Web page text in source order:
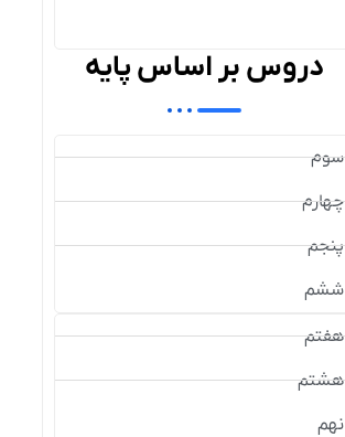
دروس بر اساس پایه
سوم
چهارم
پنجم
ششم
هفتم
هشتم
نهم